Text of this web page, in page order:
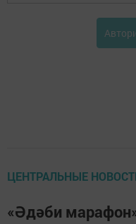
ЦЕНТРАЛЬНЫЕ
«Әдәби